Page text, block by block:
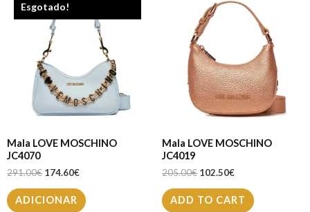
Esgotado!
Mala LOVE MOSCHINO
JC4070
291.00€ 174.60€
ADICIONAR
Mala LOVE MOSCHINO
JC4019
205.00€ 102.50€
ADD TO CART